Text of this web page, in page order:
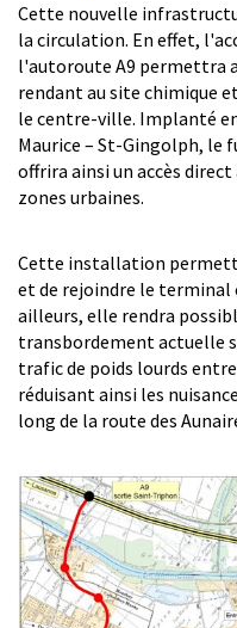
Cette nouvelle
la circulation. En effet,
l'autoroute A9 permettra
rendant au site chimique
le centre-ville. Implanté
Maurice – St-Gingolph,
offrira ainsi un accès
zones urbaines.
Cette installation
et de rejoindre le terminal
ailleurs, elle rendra
transbordement actuelle
trafic de poids lourds
réduisant ainsi les
long de la route des